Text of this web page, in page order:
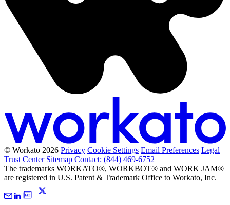
© Workato 2026 Privacy Cookie Settings Email Preferences Legal
Trust Center Sitemap Contact: (844) 469-6752
The trademarks WORKATO®, WORKBOT® and WORK JAM®
are registered in U.S. Patent & Trademark Office to Workato, Inc.